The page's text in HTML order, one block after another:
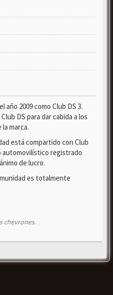
año 2009 como Club DS 3.
DS para dar cabida a los
marca.
está compartido con Club
automovilístico registrado
de lucro.
es totalmente
chevrones.